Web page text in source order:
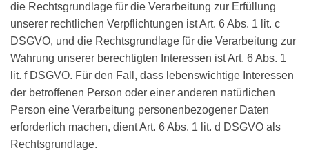
die Rechtsgrundlage für die Verarbeitung zur Erfüllung
unserer rechtlichen Verpflichtungen ist Art. 6 Abs. 1 lit. c
DSGVO, und die Rechtsgrundlage für die Verarbeitung zur
Wahrung unserer berechtigten Interessen ist Art. 6 Abs. 1
lit. f DSGVO. Für den Fall, dass lebenswichtige Interessen
der betroffenen Person oder einer anderen natürlichen
Person eine Verarbeitung personenbezogener Daten
erforderlich machen, dient Art. 6 Abs. 1 lit. d DSGVO als
Rechtsgrundlage.